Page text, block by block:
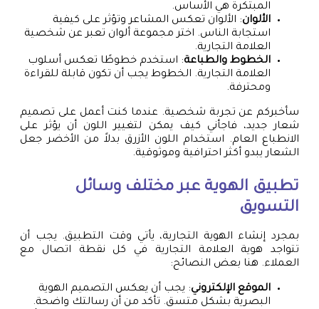
المبتكرة هي الأساس.
الألوان: الألوان تعكس المشاعر وتؤثر على كيفية
استجابة الناس. اختر مجموعة ألوان تعبر عن شخصية
العلامة التجارية.
الخطوط والطباعة: استخدم خطوطًا تعكس أسلوب
العلامة التجارية. الخطوط يجب أن تكون قابلة للقراءة
ومحترفة.
سأخبركم عن تجربة شخصية. عندما كنت أعمل على تصميم
شعار جديد، فاجأني كيف يمكن لتغيير اللون أن يؤثر على
الانطباع العام. استخدام اللون الأزرق بدلاً من الأخضر جعل
الشعار يبدو أكثر احترافية وموثوقية.
تطبيق الهوية عبر مختلف وسائل
التسويق
بمجرد إنشاء الهوية التجارية، يأتي وقت التطبيق. يجب أن
تتواجد هوية العلامة التجارية في كل نقطة اتصال مع
العملاء. هنا بعض النصائح:
الموقع الإلكتروني: يجب أن يعكس التصميم الهوية
البصرية بشكل متسق. تأكد من أن رسالتك واضحة.